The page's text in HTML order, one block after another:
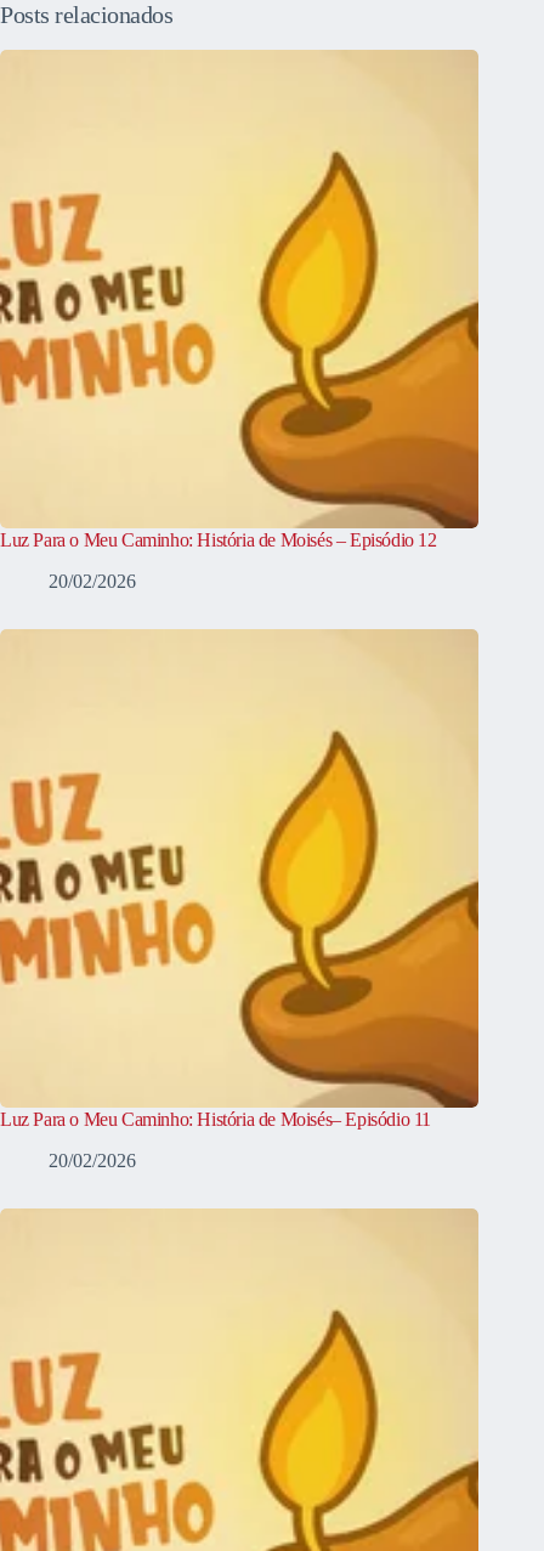
Posts relacionados
Luz Para o Meu Caminho: História de Moisés – Episódio 12
20/02/2026
Luz Para o Meu Caminho: História de Moisés– Episódio 11
20/02/2026